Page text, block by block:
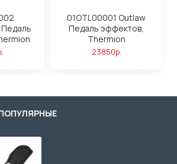
01OTL00001 Outlaw
Педаль эффектов,
Thermion
23850р.